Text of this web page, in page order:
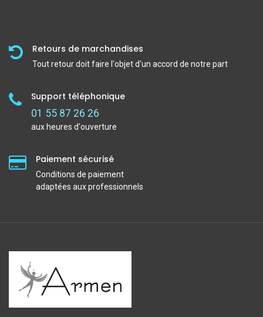
Retours de marchandises
Tout retour doit faire l'objet d'un accord de notre part
Support téléphonique
01 55 87 26 26
aux heures d'ouverture
Paiement sécurisé
Conditions de paiement
adaptées aux professionnels